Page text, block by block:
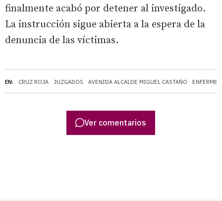
EN: CRUZ ROJA JUZGADOS AVENIDA ALCALDE MIGUEL CASTAÑO
finalmente acabó por detener al investigado.
La instrucción sigue abierta a la espera de la
denuncia de las víctimas.
Ver comentarios